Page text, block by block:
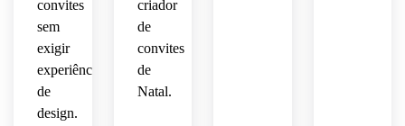
convites
sem
exigir
experiência
de
design.
criador
de
convites
de
Natal.